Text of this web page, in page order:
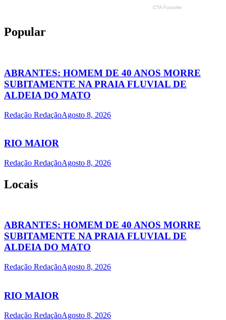
Popular
ABRANTES: HOMEM DE 40 ANOS MORRE
SUBITAMENTE NA PRAIA FLUVIAL DE
ALDEIA DO MATO
Redação RedaçãoAgosto 8, 2026
RIO MAIOR
Redação RedaçãoAgosto 8, 2026
Locais
ABRANTES: HOMEM DE 40 ANOS MORRE
SUBITAMENTE NA PRAIA FLUVIAL DE
ALDEIA DO MATO
Redação RedaçãoAgosto 8, 2026
RIO MAIOR
Redação RedaçãoAgosto 8, 2026